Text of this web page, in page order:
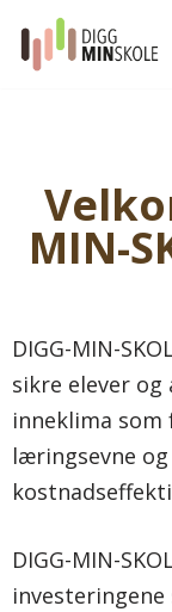
Hopp
MIN-
DIGG-MIN-
sikre elever
inneklima
læringsevne
DIGG-MIN-